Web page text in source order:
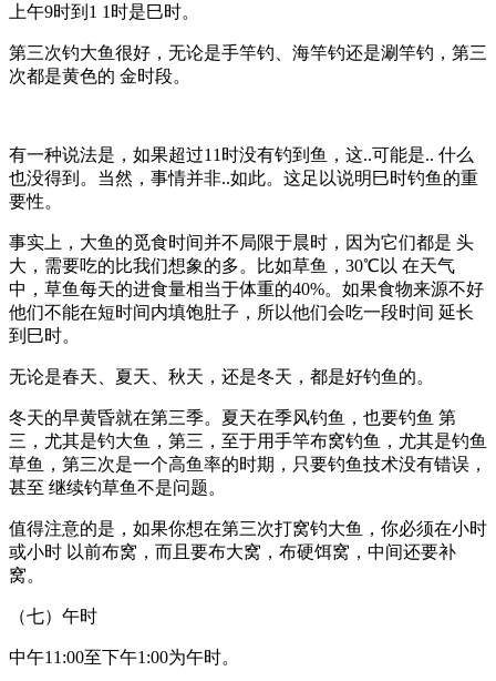
上午9时到1 1时是巳时。
第三次钓大鱼很好，无论是手竿钓、海竿钓还是涮竿钓，第三
次都是黄色的 金时段。
有一种说法是，如果超过11时没有钓到鱼，这..可能是.. 什么
也没得到。当然，事情并非..如此。这足以说明巳时钓鱼的重
要性。
事实上，大鱼的觅食时间并不局限于晨时，因为它们都是 头
大，需要吃的比我们想象的多。比如草鱼，30℃以 在天气
中，草鱼每天的进食量相当于体重的40%。如果食物来源不好
他们不能在短时间内填饱肚子，所以他们会吃一段时间 延长
到巳时。
无论是春天、夏天、秋天，还是冬天，都是好钓鱼的。
冬天的早黄昏就在第三季。夏天在季风钓鱼，也要钓鱼 第
三，尤其是钓大鱼，第三，至于用手竿布窝钓鱼，尤其是钓鱼
草鱼，第三次是一个高鱼率的时期，只要钓鱼技术没有错误，
甚至 继续钓草鱼不是问题。
值得注意的是，如果你想在第三次打窝钓大鱼，你必须在小时
或小时 以前布窝，而且要布大窝，布硬饵窝，中间还要补
窝。
（七）午时
中午11:00至下午1:00为午时。